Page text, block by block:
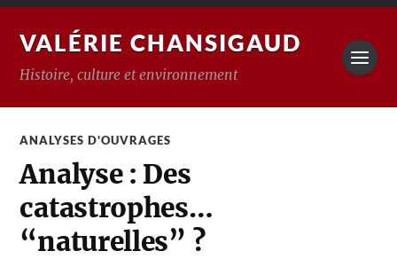
VALÉRIE CHANSIGAUD
Histoire, culture et environnement
ANALYSES D'OUVRAGES
Analyse : Des
catastrophes…
“naturelles” ?